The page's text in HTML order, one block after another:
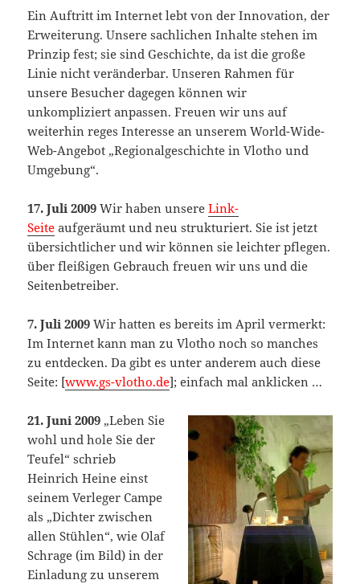
Ein Auftritt im Internet lebt von der Innovation, der
Erweiterung. Unsere sachlichen Inhalte stehen im
Prinzip fest; sie sind Geschichte, da ist die große
Linie nicht veränderbar. Unseren Rahmen für
unsere Besucher dagegen können wir
unkompliziert anpassen. Freuen wir uns auf
weiterhin reges Interesse an unserem World-Wide-
Web-Angebot „Regionalgeschichte in Vlotho und
Umgebung“.
17. Juli 2009 Wir haben unsereLink-
Seite aufgeräumt und neu strukturiert. Sie ist jetzt
übersichtlicher und wir können sie leichter pflegen.
über fleißigen Gebrauch freuen wir uns und die
Seitenbetreiber.
7. Juli 2009 Wir hatten es bereits im April vermerkt:
Im Internet kann man zu Vlotho noch so manches
zu entdecken. Da gibt es unter anderem auch diese
Seite: [www.gs-vlotho.de]; einfach mal anklicken …
21. Juni 2009 „Leben Sie
wohl und hole Sie der
Teufel“ schrieb
Heinrich Heine einst
seinem Verleger Campe
als „Dichter zwischen
allen Stühlen“, wie Olaf
Schrage (im Bild) in der
Einladung zu unserem